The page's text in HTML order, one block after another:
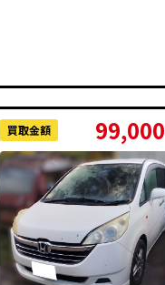
買取金額 99,000